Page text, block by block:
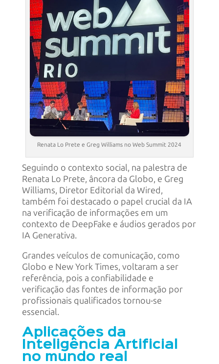
Renata Lo Prete e Greg Williams no Web Summit 2024
Seguindo o contexto social, na palestra de
Renata Lo Prete, âncora da Globo, e Greg
Williams, Diretor Editorial da Wired,
também foi destacado o papel crucial da IA
na verificação de informações em um
contexto de DeepFake e áudios gerados por
IA Generativa.
Grandes veículos de comunicação, como
Globo e New York Times, voltaram a ser
referência, pois a confiabilidade e
verificação das fontes de informação por
profissionais qualificados tornou-se
essencial.
Aplicações da
Inteligência Artificial
no mundo real